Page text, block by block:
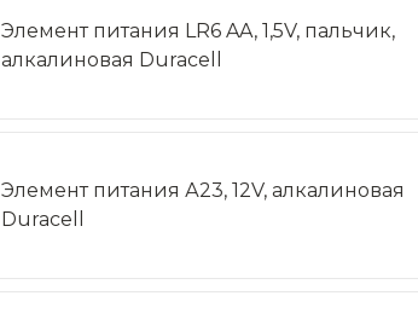
Элемент питания LR6 AA, 1,5V, пальчик,
алкалиновая Duracell
Элемент питания А23, 12V, алкалиновая
Duracell